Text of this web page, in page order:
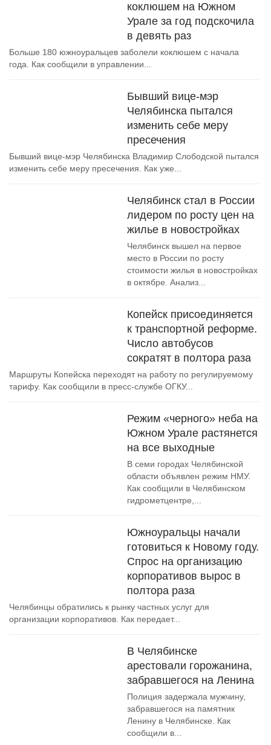
коклюшем на Южном
Урале за год подскочила
в девять раз
Больше 180 южноуральцев заболели коклюшем с начала
года. Как сообщили в управлении...
Бывший вице-мэр
Челябинска пытался
изменить себе меру
пресечения
Бывший вице-мэр Челябинска Владимир Слободской пытался
изменить себе меру пресечения. Как уже...
Челябинск стал в России
лидером по росту цен на
жилье в новостройках
Челябинск вышел на первое
место в России по росту
стоимости жилья в новостройках
в октябре. Анализ...
Копейск присоединяется
к транспортной реформе.
Число автобусов
сократят в полтора раза
Маршруты Копейска переходят на работу по регулируемому
тарифу. Как сообщили в пресс-службе ОГКУ...
Режим «черного» неба на
Южном Урале растянется
на все выходные
В семи городах Челябинской
области объявлен режим НМУ.
Как сообщили в Челябинском
гидрометцентре,...
Южноуральцы начали
готовиться к Новому году.
Спрос на организацию
корпоративов вырос в
полтора раза
Челябинцы обратились к рынку частных услуг для
организации корпоративов. Как передает...
В Челябинске
арестовали горожанина,
забравшегося на Ленина
Полиция задержала мужчину,
забравшегося на памятник
Ленину в Челябинске. Как
сообщили в...